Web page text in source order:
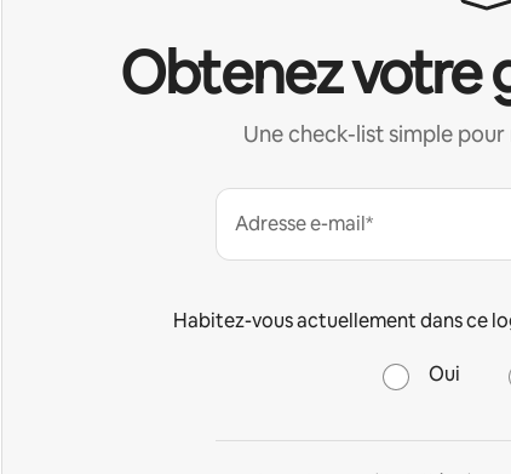
Obtenez votre
Une check-list simple
Adresse e-mail*
Habitez-vous actuellement dans ce
Oui